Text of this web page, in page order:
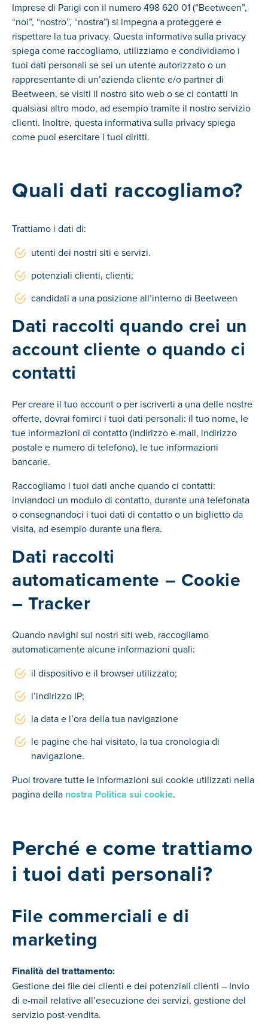
Imprese di Parigi con il numero 498 620 01 (“Beetween”,
“noi”, “nostro”, “nostra”) si impegna a proteggere e
rispettare la tua privacy. Questa informativa sulla privacy
spiega come raccogliamo, utilizziamo e condividiamo i
tuoi dati personali se sei un utente autorizzato o un
rappresentante di un’azienda cliente e/o partner di
Beetween, se visiti il nostro sito web o se ci contatti in
qualsiasi altro modo, ad esempio tramite il nostro servizio
clienti. Inoltre, questa informativa sulla privacy spiega
come puoi esercitare i tuoi diritti.
Quali dati raccogliamo?
Trattiamo i dati di:
utenti dei nostri siti e servizi.
potenziali clienti, clienti;
candidati a una posizione all’interno di Beetween
Dati raccolti quando crei un
account cliente o quando ci
contatti
Per creare il tuo account o per iscriverti a una delle nostre
offerte, dovrai fornirci i tuoi dati personali: il tuo nome, le
tue informazioni di contatto (indirizzo e-mail, indirizzo
postale e numero di telefono), le tue informazioni
bancarie.
Raccogliamo i tuoi dati anche quando ci contatti:
inviandoci un modulo di contatto, durante una telefonata
o consegnandoci i tuoi dati di contatto o un biglietto da
visita, ad esempio durante una fiera.
Dati raccolti
automaticamente – Cookie
– Tracker
Quando navighi sui nostri siti web, raccogliamo
automaticamente alcune informazioni quali:
il dispositivo e il browser utilizzato;
l’indirizzo IP;
la data e l’ora della tua navigazione
le pagine che hai visitato, la tua cronologia di
navigazione.
Puoi trovare tutte le informazioni sui cookie utilizzati nella
pagina della nostra Politica sui cookie.
Perché e come trattiamo
i tuoi dati personali?
File commerciali e di
marketing
Finalità del trattamento:
Gestione dei file dei clienti e dei potenziali clienti – Invio
di e-mail relative all’esecuzione dei servizi, gestione del
servizio post-vendita.